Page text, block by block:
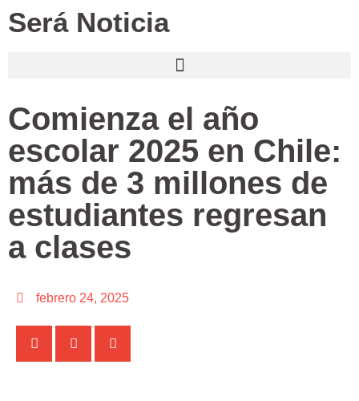
Será Noticia
Comienza el año
escolar 2025 en Chile:
más de 3 millones de
estudiantes regresan
a clases
febrero 24, 2025